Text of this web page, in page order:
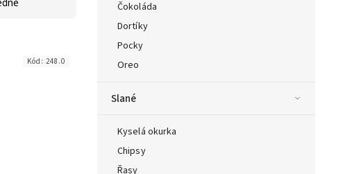
Čokoláda
Dortíky
Pocky
Oreo
Slané
Kyselá okurka
Chipsy
Řasy
Kód: 248.0